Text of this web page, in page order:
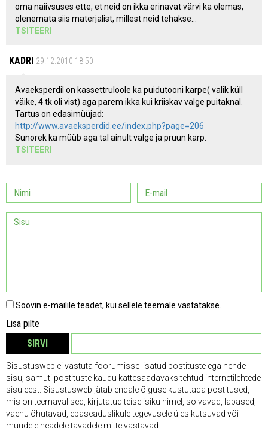
oma naiivsuses ette, et neid on ikka erinavat värvi ka olemas,
olenemata siis materjalist, millest neid tehakse...
TSITEERI
KADRI 29.12.2010 18:50
Avaeksperdil on kassettruloole ka puidutooni karpe( valik küll
väike, 4 tk oli vist) aga parem ikka kui kriiskav valge puitaknal.
Tartus on edasimüüjad:
http://www.avaeksperdid.ee/index.php?page=206
Sunorek ka müüb aga tal ainult valge ja pruun karp.
TSITEERI
Soovin e-mailile teadet, kui sellele teemale vastatakse.
Lisa pilte
SIRVI
Sisustusweb ei vastuta foorumisse lisatud postituste ega nende
sisu, samuti postituste kaudu kättesaadavaks tehtud internetilehtede
sisu eest. Sisustusweb jätab endale õiguse kustutada postitused,
mis on teemavälised, kirjutatud teise isiku nimel, solvavad, labased,
vaenu õhutavad, ebaseaduslikule tegevusele üles kutsuvad või
muudele headele tavadele mitte vastavad.